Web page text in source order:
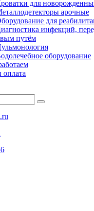
для
арочные
для
инфекций,
путём
оборудование
оплата